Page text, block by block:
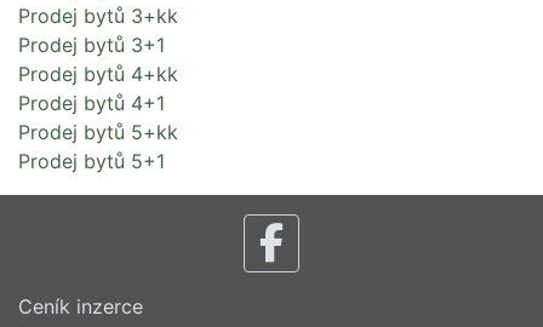
Prodej bytů 3+kk
Prodej bytů 3+1
Prodej bytů 4+kk
Prodej bytů 4+1
Prodej bytů 5+kk
Prodej bytů 5+1
Ceník inzerce